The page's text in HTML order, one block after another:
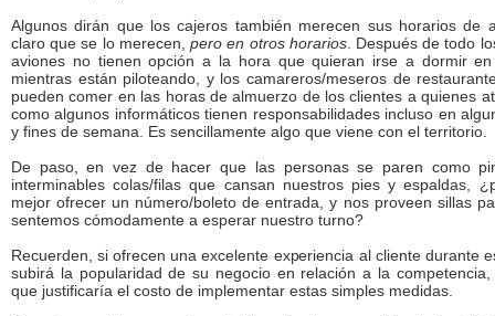
Algunos dirán que los cajeros también merecen sus horarios de
claro que se lo merecen,pero en otros horarios. Después de todo
aviones no tienen opción a la hora que quieran irse a dormir
mientras están piloteando, y los camareros/meseros de
pueden comer en las horas de almuerzo de los clientes a quienes
como algunos informáticos tienen responsabilidades incluso en
y fines de semana. Es sencillamente algo que viene con el territorio.
De paso, en vez de hacer que las personas se paren como
interminables colas/filas que cansan nuestros pies y espaldas,
mejor ofrecer un número/boleto de entrada, y nos proveen sillas
sentemos cómodamente a esperar nuestro turno?
Recuerden, si ofrecen una excelente experiencia al cliente durante
subirá la popularidad de su negocio en relación a la
que justificaría el costo de implementar estas simples medidas.